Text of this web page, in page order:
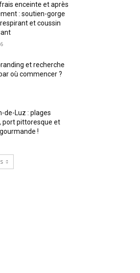
enceinte et après
: soutien-gorge
et coussin
et recherche
où commencer ?
de-Luz : plages
port pittoresque et
!